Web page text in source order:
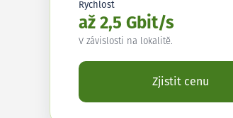
Rychlost
až 2,5 Gbit/s
V závislosti na lokalitě.
Zjistit cenu